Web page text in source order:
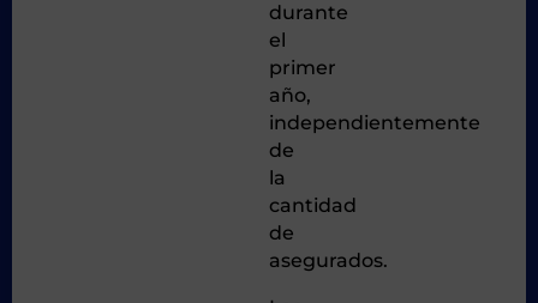
durante
el
primer
año,
independientemente
de
la
cantidad
de
asegurados.